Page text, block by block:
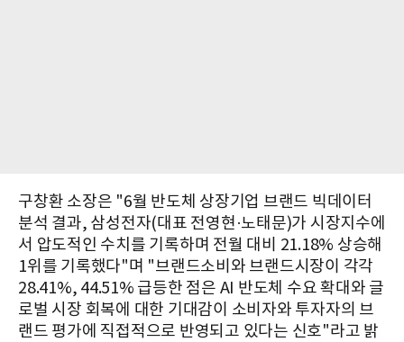
구창환 소장은 "6월 반도체 상장기업 브랜드 빅데이터
분석 결과, 삼성전자(대표 전영현·노태문)가 시장지수에
서 압도적인 수치를 기록하며 전월 대비 21.18% 상승해
1위를 기록했다"며 "브랜드소비와 브랜드시장이 각각
28.41%, 44.51% 급등한 점은 AI 반도체 수요 확대와 글
로벌 시장 회복에 대한 기대감이 소비자와 투자자의 브
랜드 평가에 직접적으로 반영되고 있다는 신호"라고 밝